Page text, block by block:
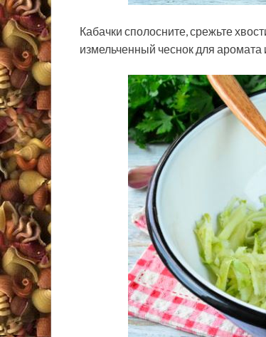
Кабачки сполосните, срежьте
измельченный чеснок для аромата